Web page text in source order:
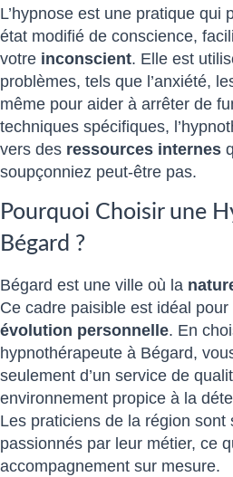
L’hypnose est une pratique qui
état modifié de conscience,
votre inconscient. Elle est
problèmes, tels que l’anxiété,
même pour aider à arrêter de
techniques spécifiques,
vers des ressources internes
soupçonniez peut-être pas.
Pourquoi Choisir une
Bégard ?
Bégard est une ville où la
Ce cadre paisible est idéal
évolution personnelle. En
hypnothérapeute à Bégard,
seulement d’un service de
environnement propice à la
Les praticiens de la région
passionnés par leur métier, ce
accompagnement sur mesure.